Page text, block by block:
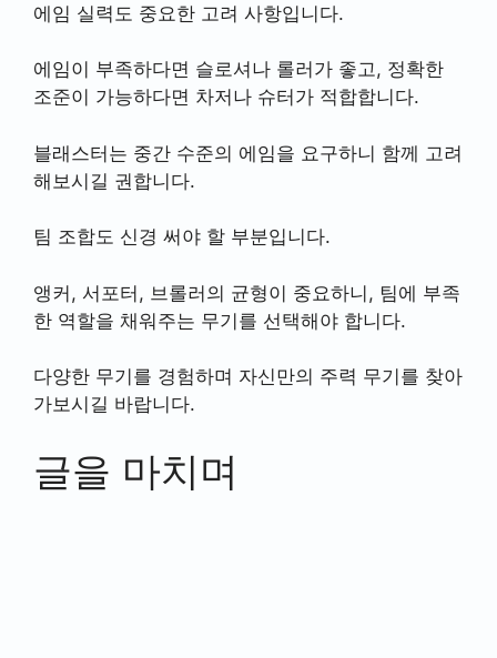
에임 실력도 중요한 고려 사항입니다.
에임이 부족하다면 슬로셔나 롤러가 좋고, 정확한
조준이 가능하다면 차저나 슈터가 적합합니다.
블래스터는 중간 수준의 에임을 요구하니 함께 고려
해보시길 권합니다.
팀 조합도 신경 써야 할 부분입니다.
앵커, 서포터, 브롤러의 균형이 중요하니, 팀에 부족
한 역할을 채워주는 무기를 선택해야 합니다.
다양한 무기를 경험하며 자신만의 주력 무기를 찾아
가보시길 바랍니다.
글을 마치며